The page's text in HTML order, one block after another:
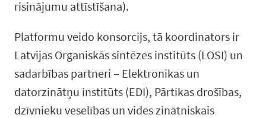
risinājumu attīstīšana).
Platformu veido konsorcijs, tā koordinators ir
Latvijas Organiskās sintēzes institūts (LOSI) un
sadarbības partneri – Elektronikas un
datorzinātņu institūts (EDI), Pārtikas drošības,
dzīvnieku veselības un vides zinātniskais